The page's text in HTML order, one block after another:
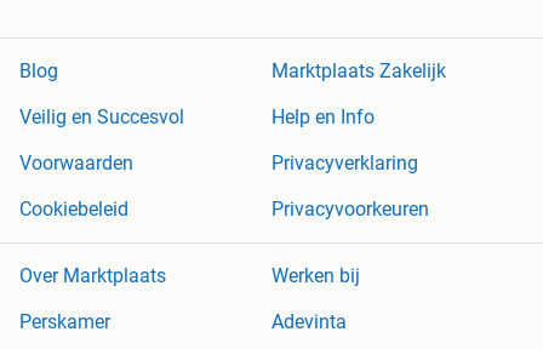
Blog
Marktplaats Zakelijk
Veilig en Succesvol
Help en Info
Voorwaarden
Privacyverklaring
Cookiebeleid
Privacyvoorkeuren
Over Marktplaats
Werken bij
Perskamer
Adevinta